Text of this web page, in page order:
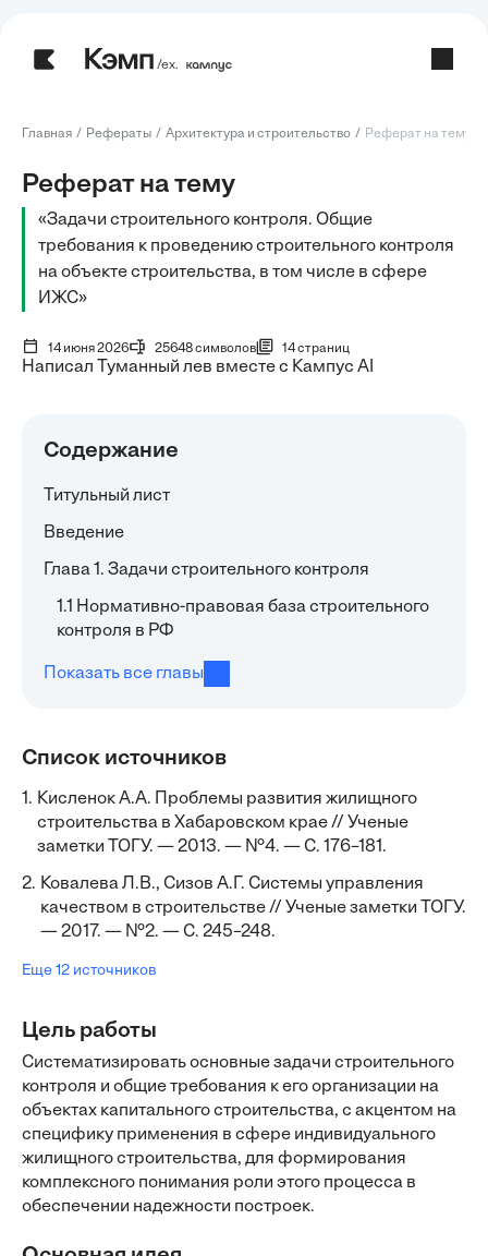
/ех.
Главная Рефераты Архитектура и строительство Реферат на тему:
Реферат на тему
«Задачи строительного контроля. Общие
требования к проведению строительного контроля
на объекте строительства, в том числе в сфере
ИЖС»
14 июня 2026 25648 символов 14 страниц
Написал Туманный лев вместе с Кампус AI
Содержание
Титульный лист
Введение
Глава 1. Задачи строительного контроля
1.1 Нормативно-правовая база строительного
контроля в РФ
Показать все главы
Список источников
1. Кисленок А.А. Проблемы развития жилищного
строительства в Хабаровском крае // Ученые
заметки ТОГУ. — 2013. — №4. — С. 176–181.
2. Ковалева Л.В., Сизов А.Г. Системы управления
качеством в строительстве // Ученые заметки ТОГУ.
— 2017. — №2. — С. 245–248.
Еще 12 источников
Цель работы
Систематизировать основные задачи строительного
контроля и общие требования к его организации на
объектах капитального строительства, с акцентом на
специфику применения в сфере индивидуального
жилищного строительства, для формирования
комплексного понимания роли этого процесса в
обеспечении надежности построек.